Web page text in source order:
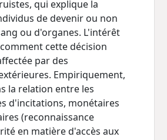
qui explique la
de devenir ou non
ou d'organes. L'intérêt
cette décision
par des
Empiriquement,
la relation entre les
d'incitations, monétaires
(reconnaissance
en matière d'accès aux